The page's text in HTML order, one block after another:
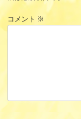
コメント ※